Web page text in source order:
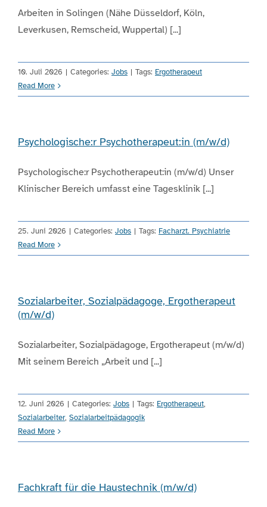
Engagement
Aktuelles
Information
Kontakt
Arbeiten in Solingen (Nähe Düsseldorf, Köln,
Leverkusen, Remscheid, Wuppertal) [...]
10. Juli 2026 | Categories: Jobs | Tags: Ergotherapeut
Read More
Psychologische:r Psychotherapeut:in (m/w/d)
Psychologische:r Psychotherapeut:in (m/w/d) Unser
Klinischer Bereich umfasst eine Tagesklinik [...]
25. Juni 2026 | Categories: Jobs | Tags: Facharzt. Psychiatrie
Read More
Sozialarbeiter, Sozialpädagoge, Ergotherapeut
(m/w/d)
Sozialarbeiter, Sozialpädagoge, Ergotherapeut (m/w/d)
Mit seinem Bereich „Arbeit und [...]
12. Juni 2026 | Categories: Jobs | Tags: Ergotherapeut,
Sozialarbeiter, Sozialarbeitpädagogik
Read More
Fachkraft für die Haustechnik (m/w/d)